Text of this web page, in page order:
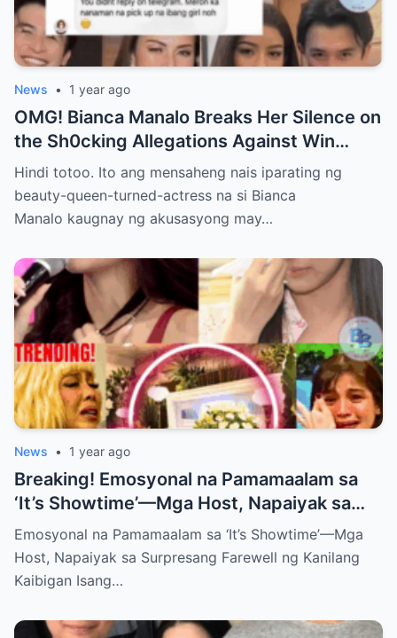
News • 1 year ago
OMG! Bianca Manalo Breaks Her Silence on
the Sh0cking Allegations Against Win
Gatchalian—What She Has to Say Will
Leave You Speechless!
Hindi totoo. Ito ang mensaheng nais iparating ng
beauty-queen-turned-actress na si Bianca
Manalo kaugnay ng akusasyong may…
News • 1 year ago
Breaking! Emosyonal na Pamamaalam sa
‘It’s Showtime’—Mga Host, Napaiyak sa
Surpresang Farewell ng Kanilang Kaibigan
Emosyonal na Pamamaalam sa ‘It’s Showtime’—Mga
Host, Napaiyak sa Surpresang Farewell ng Kanilang
Kaibigan Isang…